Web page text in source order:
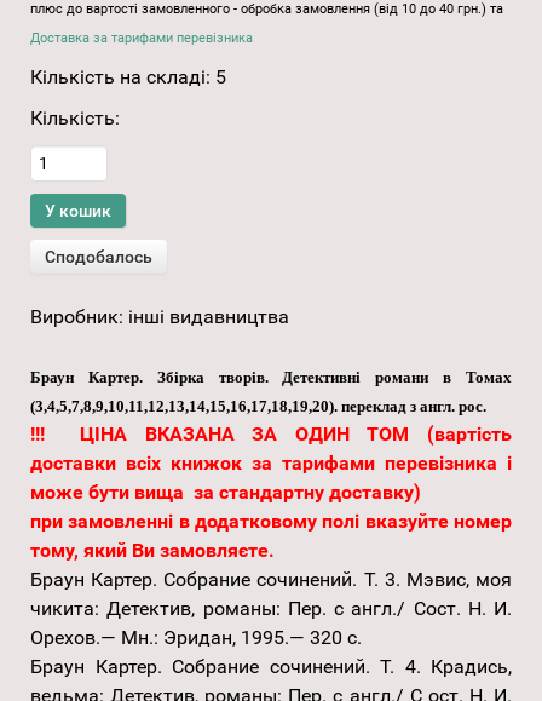
плюс до вартості замовленного - обробка замовлення (від 10 до 40 грн.) та
Доставка за тарифами перевізника
Кількість на складі: 5
Кількість:
Виробник: інші видавництва
Браун Картер. Збірка творів. Детективні романи в Томах
(3,4,5,7,8,9,10,11,12,13,14,15,16,17,18,19,20). переклад з англ. рос.
!!! ЦІНА ВКАЗАНА ЗА ОДИН ТОМ (вартість
доставки всіх книжок за тарифами перевізника і
може бути вища за стандартну доставку)
при замовленні в додатковому полі вказуйте номер
тому, який Ви замовляєте.
Браун Картер. Собрание сочинений. Т. 3. Мэвис, моя
чикита: Детектив, романы: Пер. с англ./ Сост. Н. И.
Орехов.— Мн.: Эридан, 1995.— 320 с.
Браун Картер. Собрание сочинений. Т. 4. Крадись,
ведьма: Детектив, романы: Пер. с англ./ С ост. Н. И.